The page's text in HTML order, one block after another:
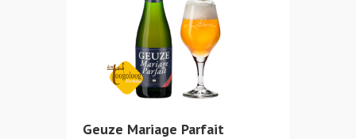
Geuze Mariage Parfait